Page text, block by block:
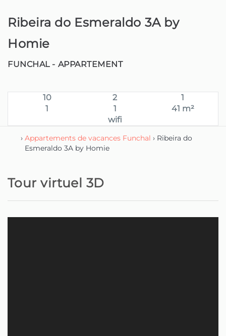
Ribeira do Esmeraldo 3A by
Homie
FUNCHAL - APPARTEMENT
10 2
1
1
1
41 m²
wifi
› Appartements de vacances Funchal › Ribeira do
Esmeraldo 3A by Homie
Tour virtuel 3D